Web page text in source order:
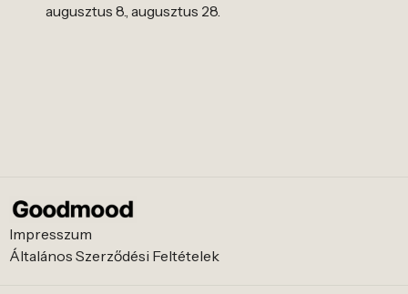
augusztus 8., augusztus 28.
Impresszum
Általános Szerződési Feltételek